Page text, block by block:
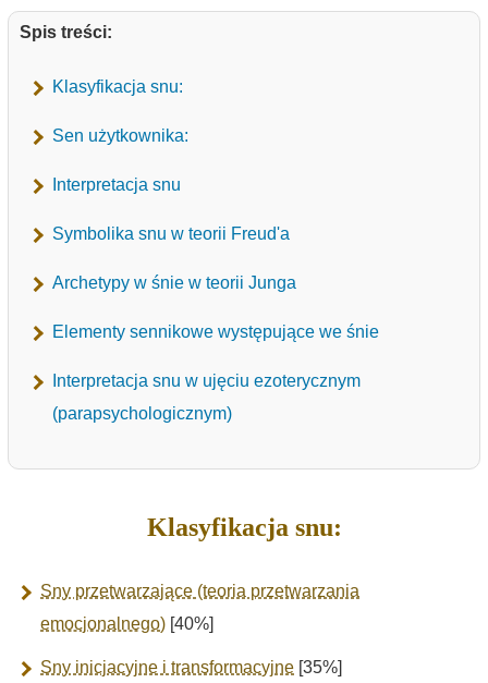
Spis treści:
Klasyfikacja snu:
Sen użytkownika:
Interpretacja snu
Symbolika snu w teorii Freud'a
Archetypy w śnie w teorii Junga
Elementy sennikowe występujące we śnie
Interpretacja snu w ujęciu ezoterycznym
(parapsychologicznym)
Klasyfikacja snu:
Sny przetwarzające (teoria przetwarzania
emocjonalnego) [40%]
Sny inicjacyjne i transformacyjne [35%]